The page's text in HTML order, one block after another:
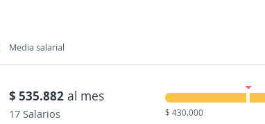
Media salarial
$ 535.882 al mes
17 Salarios $ 430.000